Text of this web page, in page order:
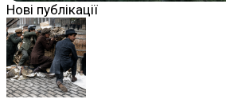
Нові публікації